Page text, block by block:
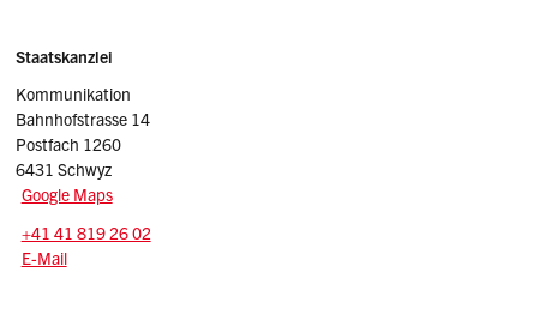
Sidebar
Adresse
Staatskanzlei
Kommunikation
Bahnhofstrasse 14
Postfach 1260
6431 Schwyz
Google Maps
Tel.:
+41 41 819 26 02
E-Mail: info
E-Mail